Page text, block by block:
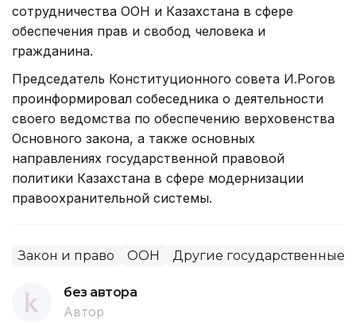
сотрудничества ООН и Казахстана в сфере
обеспечения прав и свобод человека и
гражданина.
Председатель Конституционного совета И.Рогов
проинформировал собеседника о деятельности
своего ведомства по обеспечению верховенства
Основного закона, а также основных
направлениях государственной правовой
политики Казахстана в сфере модернизации
правоохранительной системы.
Закон и право ООН Другие государственные
без автора
Автор